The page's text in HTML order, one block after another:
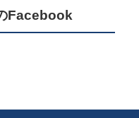
Facebook